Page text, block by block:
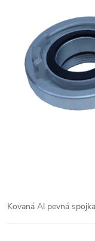
Kovaná Al pevná